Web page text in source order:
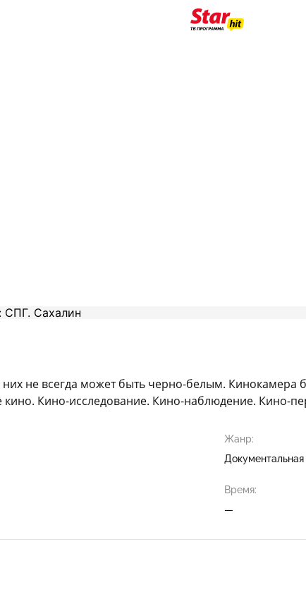
не всегда может быть черно-белым. Кинокамера
кино. Кино-исследование. Кино-наблюдение. Кино-
Жанр:
Документальная
Время:
—